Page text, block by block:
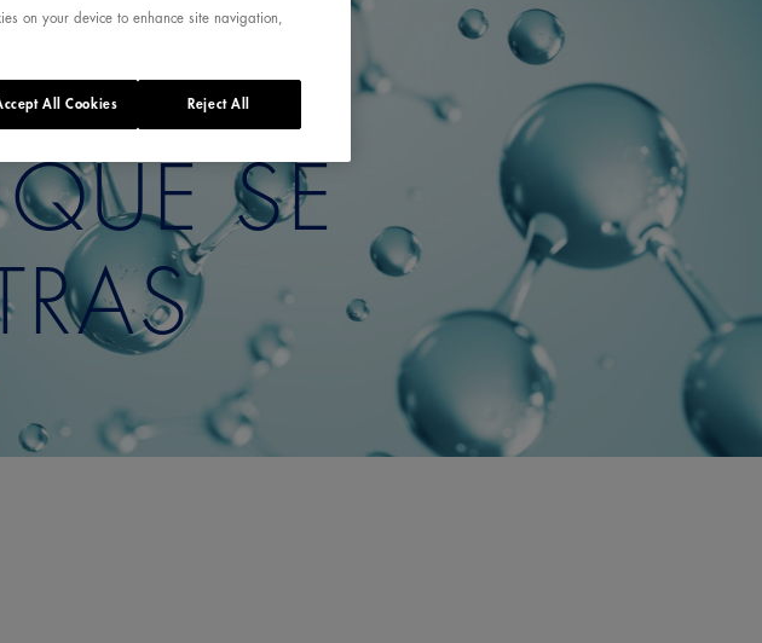
SE
on your device to enhance site navigation,
Reject All
All Cookies